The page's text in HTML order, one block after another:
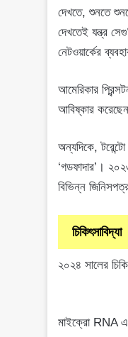
দেখতে, শুনতে
দেখতেই যন্ত্র
নেটওয়ার্কের
আমেরিকার
আবিষ্কার
অন্যদিকে, টরেন্টো
‘গডফাদার’।
বিভিন্ন
চিকিৎসাবিদ্যা
২০২৪ সালের
মাইক্রো RNA